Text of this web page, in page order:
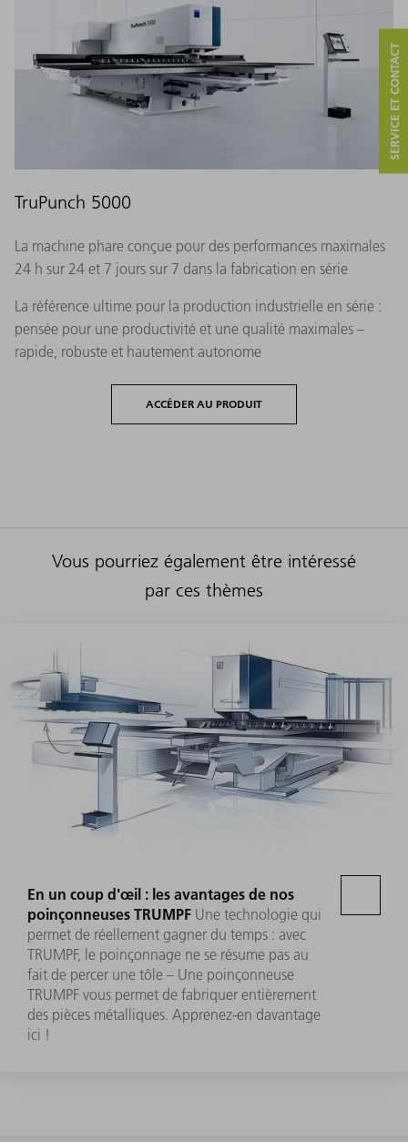
TruPunch 5000
La machine phare conçue pour des performances maximales
24 h sur 24 et 7 jours sur 7 dans la fabrication en série
La référence ultime pour la production industrielle en série :
pensée pour une productivité et une qualité maximales –
rapide, robuste et hautement autonome
ACCÉDER AU PRODUIT
Vous pourriez également être intéressé
par ces thèmes
En un coup d'œil : les avantages de nos
poinçonneuses TRUMPF Une technologie qui
permet de réellement gagner du temps : avec
TRUMPF, le poinçonnage ne se résume pas au
fait de percer une tôle – Une poinçonneuse
TRUMPF vous permet de fabriquer entièrement
des pièces métalliques. Apprenez-en davantage
ici !
SERVICE ET CONTACT